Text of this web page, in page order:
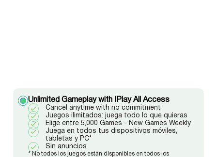
Unlimited Gameplay with IPlay All Access
Cancel anytime with no commitment
Juegos ilimitados: juega todo lo que quieras
Elige entre 5,000 Games - New Games Weekly
Juega en todos tus dispositivos móviles,
tabletas y PC*
Sin anuncios
* No todos los juegos están disponibles en todos los